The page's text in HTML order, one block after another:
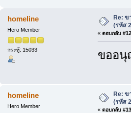
homeline
Hero Member
กระทู้: 15033
Re: ข
(รหัส
« ตอบกลับ
ขออนุ
homeline
Hero Member
Re: ข
(รหัส
« ตอบกลับ